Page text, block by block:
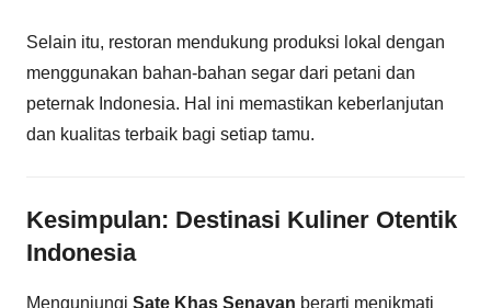
Selain itu, restoran mendukung produksi lokal dengan
menggunakan bahan-bahan segar dari petani dan
peternak Indonesia. Hal ini memastikan keberlanjutan
dan kualitas terbaik bagi setiap tamu.
Kesimpulan: Destinasi Kuliner Otentik
Indonesia
Mengunjungi Sate Khas Senayan berarti menikmati